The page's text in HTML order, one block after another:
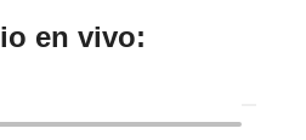
en vivo: